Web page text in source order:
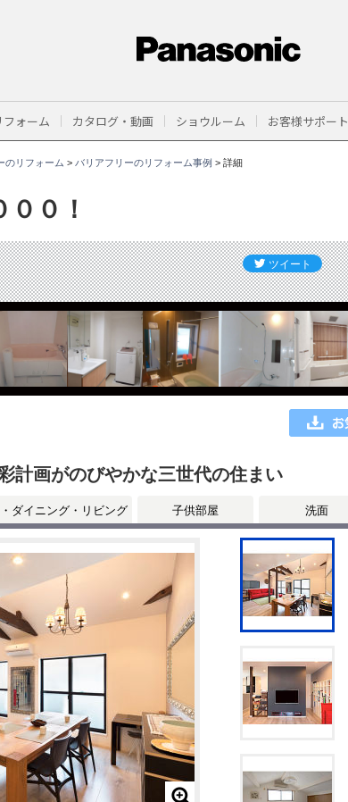
フォーム カタログ・動画 ショウルーム お客様サポート
のリフォーム > バリアフリーのリフォーム事例 > 詳細
０！
計画がのびやかな三世代の住まい
ダイニング・リビング 子供部屋 洗面